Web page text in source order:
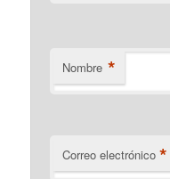
Nombre *
Correo electrónico *